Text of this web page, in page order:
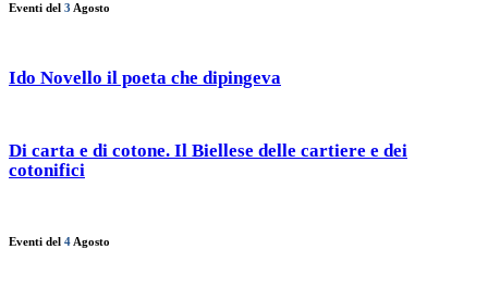
Eventi del 3 Agosto
Ido Novello il poeta che dipingeva
Di carta e di cotone. Il Biellese delle cartiere e dei
cotonifici
Eventi del 4 Agosto